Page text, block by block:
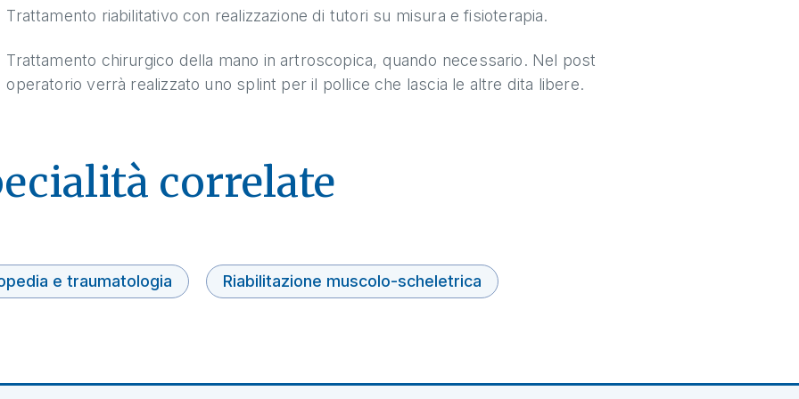
Trattamento riabilitativo con realizzazione di tutori su misura e fisioterapia.
Trattamento chirurgico della mano in artroscopica, quando necessario. Nel post
operatorio verrà realizzato uno splint per il pollice che lascia le altre dita libere.
correlate
e traumatologia Riabilitazione muscolo-scheletrica